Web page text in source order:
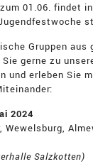
01.06. findet
Gruppen aus
Sie gerne zu
und erleben Sie
2024
Wewelsburg,
Salzkotten)